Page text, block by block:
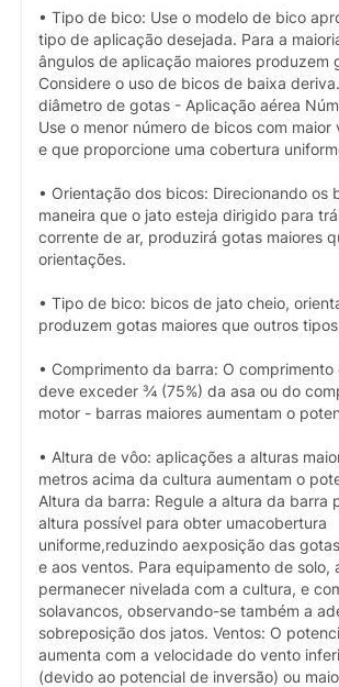
• Tipo de bico: Use o modelo de bico
tipo de aplicação desejada. Para a
ângulos de aplicação maiores produzem
Considere o uso de bicos de baixa
diâmetro de gotas - Aplicação aérea
Use o menor número de bicos com maior
e que proporcione uma cobertura
• Orientação dos bicos: Direcionando os
maneira que o jato esteja dirigido para
corrente de ar, produzirá gotas maiores
orientações.
• Tipo de bico: bicos de jato cheio,
produzem gotas maiores que outros
• Comprimento da barra: O comprimento
deve exceder ¾ (75%) da asa ou do
motor - barras maiores aumentam o
• Altura de vôo: aplicações a alturas
metros acima da cultura aumentam o
Altura da barra: Regule a altura da barra
altura possível para obter umacobertura
uniforme,reduzindo aexposição das
e aos ventos. Para equipamento de solo,
permanecer nivelada com a cultura, e
solavancos, observando-se também a
sobreposição dos jatos. Ventos: O
aumenta com a velocidade do vento
(devido ao potencial de inversão) ou